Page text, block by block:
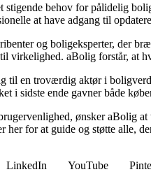
stigende behov for pålidelig
at have adgang til
og boligeksperter, der
virkelighed. aBolig forstår, at
til en troværdig aktør i
i sidste ende gavner både
ønsker aBolig
her for at guide og støtte alle,
LinkedIn YouTube